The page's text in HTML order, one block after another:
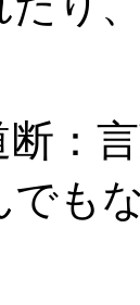
断：
も